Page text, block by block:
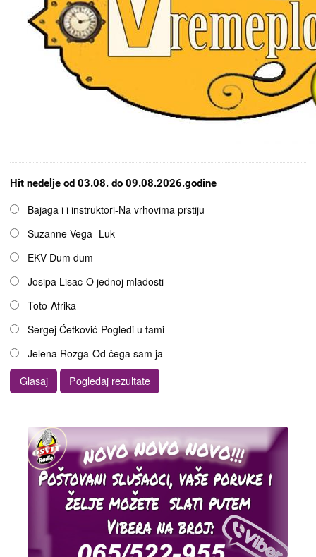
Hit nedelje od 03.08. do 09.08.2026.godine
OpcijeBajaga i i instruktori-Na vrhovima prstiju
Suzanne Vega -Luk
EKV-Dum dum
Josipa Lisac-O jednoj mladosti
Toto-Afrika
Sergej Ćetković-Pogledi u tami
Jelena Rozga-Od čega sam ja